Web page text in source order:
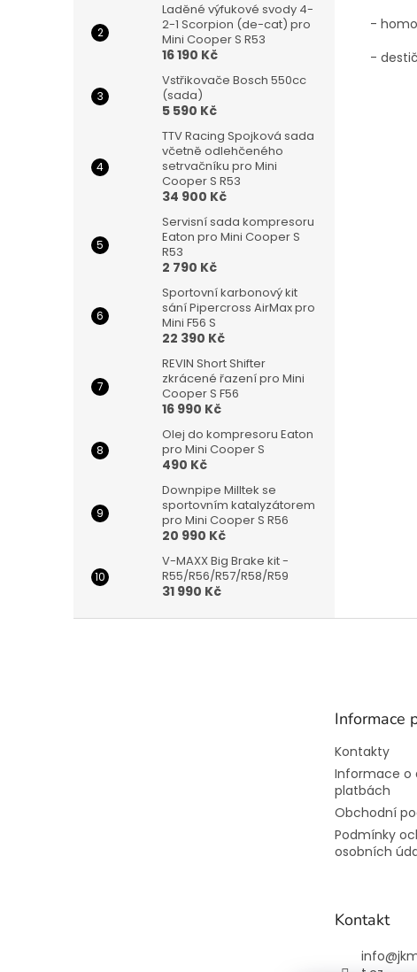
Laděné výfukové svody 4-
2-1 Scorpion (de-cat) pro
Mini Cooper S R53
16 190 Kč
Vstřikovače Bosch 550cc
(sada)
5 590 Kč
TTV Racing Spojková sada
včetně odlehčeného
setrvačníku pro Mini
Cooper S R53
34 900 Kč
Servisní sada kompresoru
Eaton pro Mini Cooper S
R53
2 790 Kč
Sportovní karbonový kit
sání Pipercross AirMax pro
Mini F56 S
22 390 Kč
REVIN Short Shifter
zkrácené řazení pro Mini
Cooper S F56
16 990 Kč
Olej do kompresoru Eaton
pro Mini Cooper S
490 Kč
Downpipe Milltek se
sportovním katalyzátorem
pro Mini Cooper S R56
20 990 Kč
V-MAXX Big Brake kit -
R55/R56/R57/R58/R59
31 990 Kč
-
-
Informace
Kontakty
Informace o
platbách
Obchodní
Podmínky
osobních
Kontakt
info@